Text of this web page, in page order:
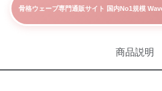
骨格ウェーブ専門通販サイト 国内No1規模
商品説明